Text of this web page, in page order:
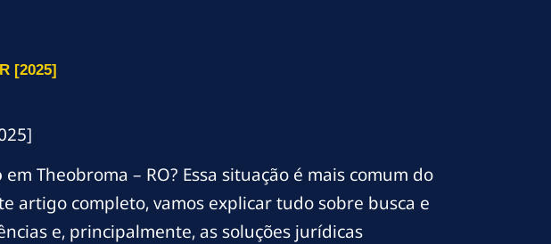
[2025]
em Theobroma – RO? Essa situação é mais comum do
artigo completo, vamos explicar tudo sobre busca e
e, principalmente, as soluções jurídicas